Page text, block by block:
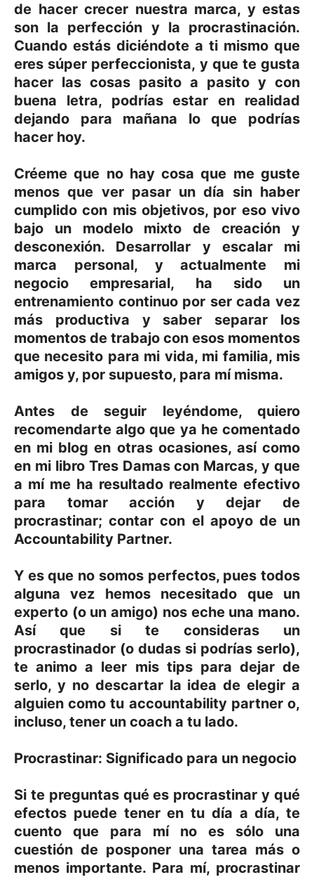
de hacer crecer nuestra marca, y estas
son la perfección y la procrastinación.
Cuando estás diciéndote a ti mismo que
eres súper perfeccionista, y que te gusta
hacer las cosas pasito a pasito y con
buena letra, podrías estar en realidad
dejando para mañana lo que podrías
hacer hoy.
Créeme que no hay cosa que me guste
menos que ver pasar un día sin haber
cumplido con mis objetivos, por eso vivo
bajo un modelo mixto de creación y
desconexión. Desarrollar y escalar mi
marca personal, y actualmente mi
negocio empresarial, ha sido un
entrenamiento continuo por ser cada vez
más productiva y saber separar los
momentos de trabajo con esos momentos
que necesito para mi vida, mi familia, mis
amigos y, por supuesto, para mí misma.
Antes de seguir leyéndome, quiero
recomendarte algo que ya he comentado
en mi blog en otras ocasiones, así como
en mi libro Tres Damas con Marcas, y que
a mí me ha resultado realmente efectivo
para tomar acción y dejar de
procrastinar; contar con el apoyo de un
Accountability Partner.
Y es que no somos perfectos, pues todos
alguna vez hemos necesitado que un
experto (o un amigo) nos eche una mano.
Así que si te consideras un
procrastinador (o dudas si podrías serlo),
te animo a leer mis tips para dejar de
serlo, y no descartar la idea de elegir a
alguien como tu accountability partner o,
incluso, tener un coach a tu lado.
Procrastinar: Significado para un negocio
Si te preguntas qué es procrastinar y qué
efectos puede tener en tu día a día, te
cuento que para mí no es sólo una
cuestión de posponer una tarea más o
menos importante. Para mí, procrastinar